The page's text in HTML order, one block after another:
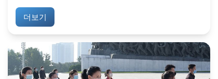
더보기